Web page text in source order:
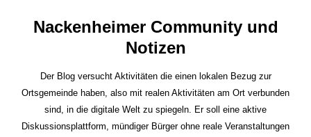
Nackenheimer Community und
Notizen
Der Blog versucht Aktivitäten die einen lokalen Bezug zur
Ortsgemeinde haben, also mit realen Aktivitäten am Ort verbunden
sind, in die digitale Welt zu spiegeln. Er soll eine aktive
Diskussionsplattform, mündiger Bürger ohne reale Veranstaltungen